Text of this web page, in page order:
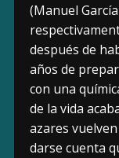
(Manuel
después de
años de
con una
de la vida
azares
darse cuenta